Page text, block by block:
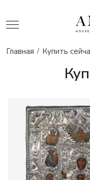
Главная Купить